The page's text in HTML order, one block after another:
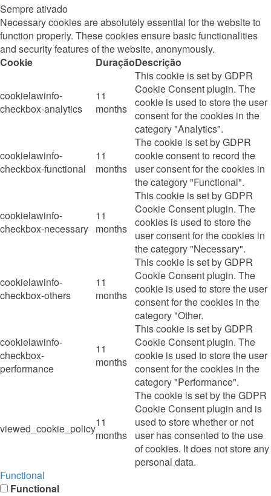
Sempre ativado
Necessary cookies are absolutely essential for the website to
function properly. These cookies ensure basic functionalities
and security features of the website, anonymously.
Cookie
DuraçãoDescrição
cookielawinfo-
checkbox-analytics
11
months
This cookie is set by GDPR
Cookie Consent plugin. The
cookie is used to store the user
consent for the cookies in the
category "Analytics".
cookielawinfo-
checkbox-functional
11
months
The cookie is set by GDPR
cookie consent to record the
user consent for the cookies in
the category "Functional".
cookielawinfo-
checkbox-necessary
11
months
This cookie is set by GDPR
Cookie Consent plugin. The
cookies is used to store the
user consent for the cookies in
the category "Necessary".
cookielawinfo-
checkbox-others
11
months
This cookie is set by GDPR
Cookie Consent plugin. The
cookie is used to store the user
consent for the cookies in the
category "Other.
cookielawinfo-
checkbox-
performance
11
months
This cookie is set by GDPR
Cookie Consent plugin. The
cookie is used to store the user
consent for the cookies in the
category "Performance".
viewed_cookie_policy11
months
The cookie is set by the GDPR
Cookie Consent plugin and is
used to store whether or not
user has consented to the use
of cookies. It does not store any
personal data.
Functional
Functional